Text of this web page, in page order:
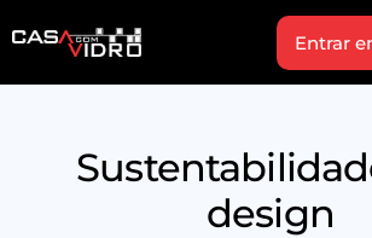
Produtos
Indique+
Entrar
design